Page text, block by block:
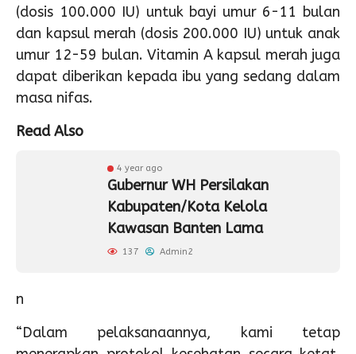
(dosis 100.000 IU) untuk bayi umur 6-11 bulan
dan kapsul merah (dosis 200.000 IU) untuk anak
umur 12-59 bulan. Vitamin A kapsul merah juga
dapat diberikan kepada ibu yang sedang dalam
masa nifas.
Read Also
4 year ago
Gubernur WH Persilakan
Kabupaten/Kota Kelola
Kawasan Banten Lama
137 Admin2
n
“Dalam pelaksanaannya, kami tetap